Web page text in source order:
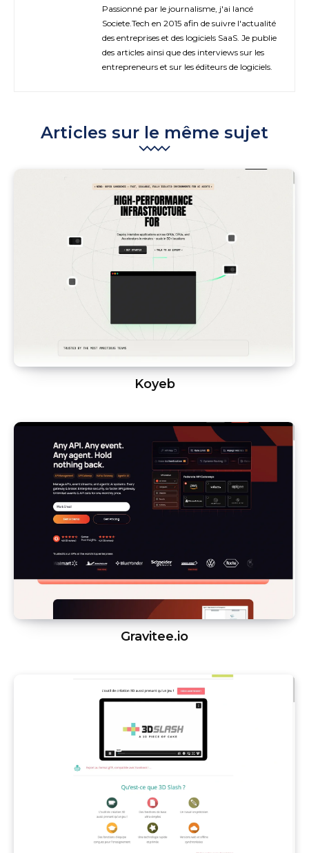
Passionné par le journalisme, j'ai lancé
Societe.Tech en 2015 afin de suivre l'actualité
des entreprises et des logiciels SaaS. Je publie
des articles ainsi que des interviews sur les
entrepreneurs et sur les éditeurs de logiciels.
Articles sur le même sujet
Koyeb
Gravitee.io